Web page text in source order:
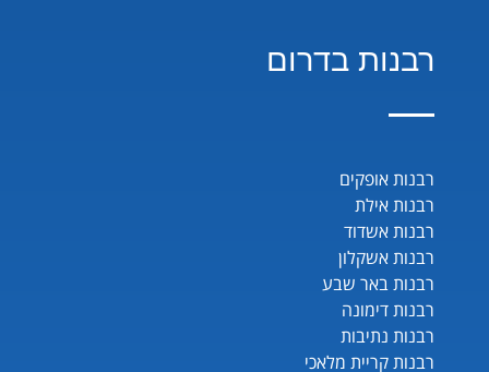
רבנות בדרום
רבנות אופקים
רבנות אילת
רבנות אשדוד
רבנות אשקלון
רבנות באר שבע
רבנות דימונה
רבנות נתיבות
רבנות קריית מלאכי